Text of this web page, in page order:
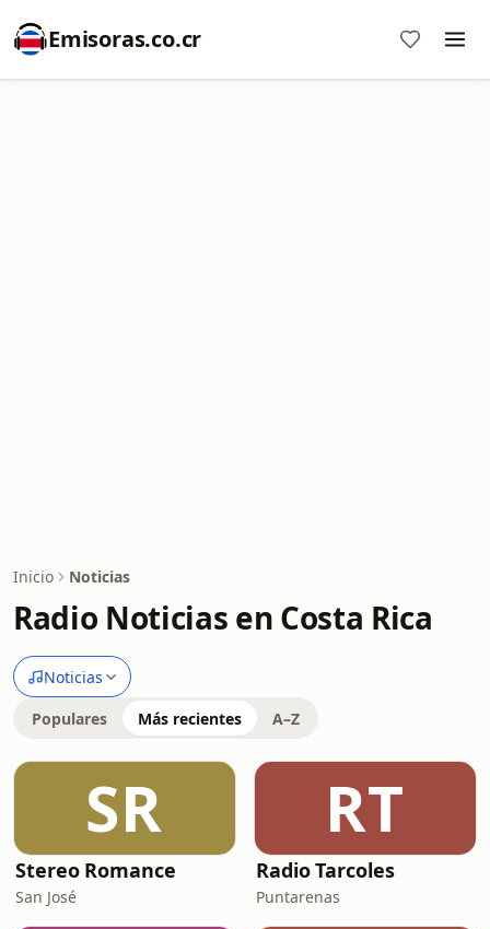
Emisoras.co.cr
Inicio Noticias
Radio Noticias en Costa Rica
Noticias
Populares Más recientes A–Z
SR
Stereo Romance
San José
RT
Radio Tarcoles
Puntarenas